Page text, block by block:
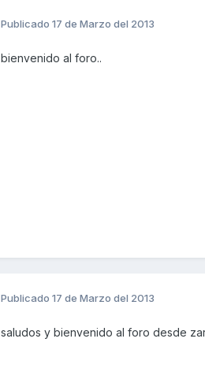
Publicado 17 de Marzo del 2013
bienvenido al foro..
Publicado 17 de Marzo del 2013
saludos y bienvenido al foro desde